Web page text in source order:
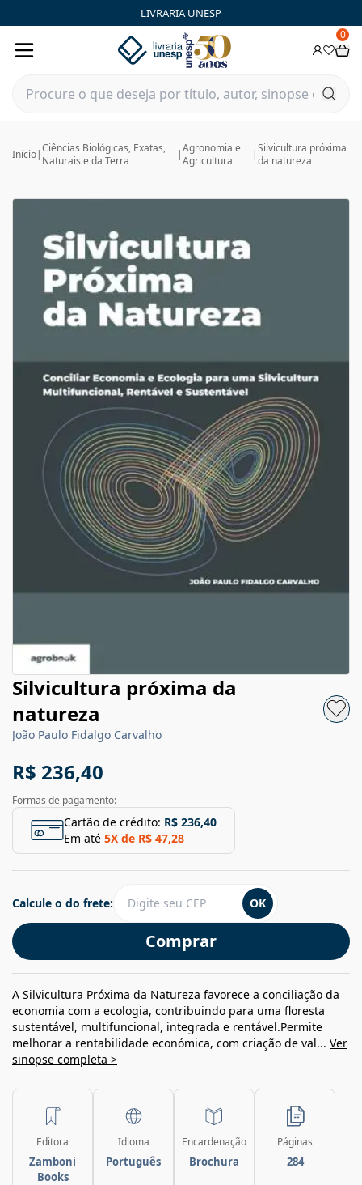
LIVRARIA UNESP
0
Início|Ciências Biológicas, Exatas,
Naturais e da Terra
|Agronomia e
Agricultura
|Silvicultura próxima
da natureza
Silvicultura próxima da
natureza
João Paulo Fidalgo Carvalho
R$ 236,40
Formas de pagamento:
Cartão de crédito: R$ 236,40
Em até 5X de R$ 47,28
Comprar
Calcule o do frete: OK
A Silvicultura Próxima da Natureza favorece a conciliação da
economia com a ecologia, contribuindo para uma floresta
sustentável, multifuncional, integrada e rentável.Permite
melhorar a rentabilidade económica, com criação de val... Ver
sinopse completa >
Editora
Zamboni
Books
Idioma
Português
Encardenação
Brochura
Páginas
284